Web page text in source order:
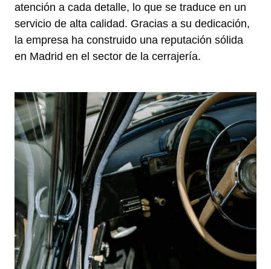
atención a cada detalle, lo que se traduce en un
servicio de alta calidad. Gracias a su dedicación,
la empresa ha construido una reputación sólida
en Madrid en el sector de la cerrajería.